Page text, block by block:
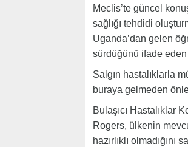
Meclis’te güncel
sağlığı tehdidi
Uganda’dan gelen
sürdüğünü ifade
Salgın hastalıklarla
buraya gelmeden
Bulaşıcı Hastalıklar
Rogers, ülkenin
hazırlıklı olmadığını